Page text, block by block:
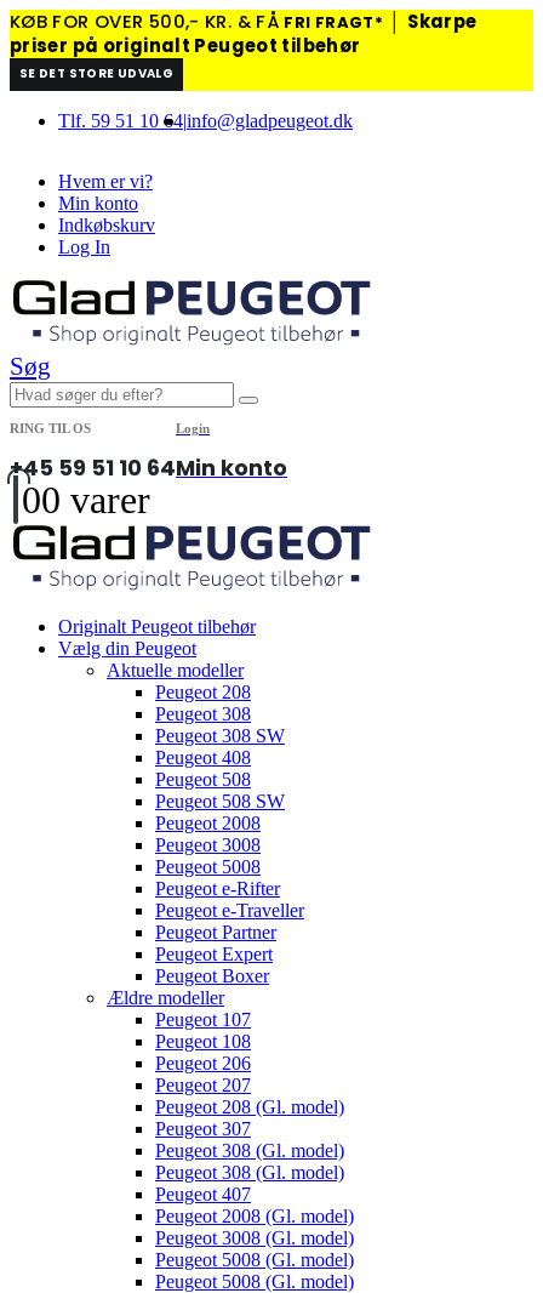
KØB FOR OVER 500,- KR. & FÅ FRI FRAGT*
Skarpe
priser på originalt Peugeot tilbehør
SE DET STORE UDVALG
Tlf. 59 51 10 64|info@gladpeugeot.dk
Hvem er vi?
Min konto
Indkøbskurv
Log In
Søg
RING TIL OS
+45 59 51 10 64
Login
Min konto
00 varer
Originalt Peugeot tilbehør
Vælg din Peugeot
Aktuelle modeller
Peugeot 208
Peugeot 308
Peugeot 308 SW
Peugeot 408
Peugeot 508
Peugeot 508 SW
Peugeot 2008
Peugeot 3008
Peugeot 5008
Peugeot e-Rifter
Peugeot e-Traveller
Peugeot Partner
Peugeot Expert
Peugeot Boxer
Ældre modeller
Peugeot 107
Peugeot 108
Peugeot 206
Peugeot 207
Peugeot 208 (Gl. model)
Peugeot 307
Peugeot 308 (Gl. model)
Peugeot 308 (Gl. model)
Peugeot 407
Peugeot 2008 (Gl. model)
Peugeot 3008 (Gl. model)
Peugeot 5008 (Gl. model)
Peugeot 5008 (Gl. model)